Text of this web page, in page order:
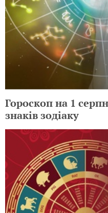
Гороскоп на 1
знаків зодіаку